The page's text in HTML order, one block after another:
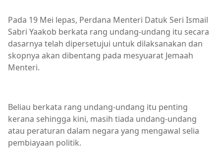
Pada 19 Mei lepas, Perdana Menteri Datuk Seri Ismail
Sabri Yaakob berkata rang undang-undang itu secara
dasarnya telah dipersetujui untuk dilaksanakan dan
skopnya akan dibentang pada mesyuarat Jemaah
Menteri.
Beliau berkata rang undang-undang itu penting
kerana sehingga kini, masih tiada undang-undang
atau peraturan dalam negara yang mengawal selia
pembiayaan politik.